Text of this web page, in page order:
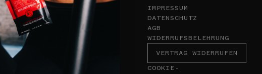
VORTEILE
MISSION
BEWERTUNGEN
HÄUFIGE FRAGEN
ZAHLUNG & VERSAND
NEWSLETTER
IMPRESSUM
DATENSCHUTZ
AGB
WIDERRUFSBELEHRUNG
VERTRAG WIDERRUFEN
COOKIE-